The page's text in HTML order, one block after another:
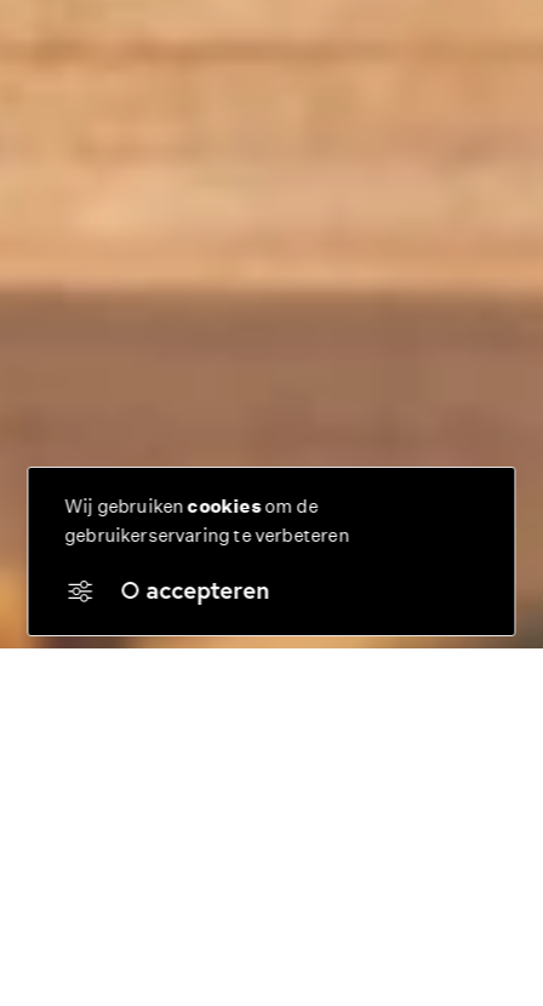
Wij gebruikencookiesom de
gebruikerservaring te verbeteren
accepteren